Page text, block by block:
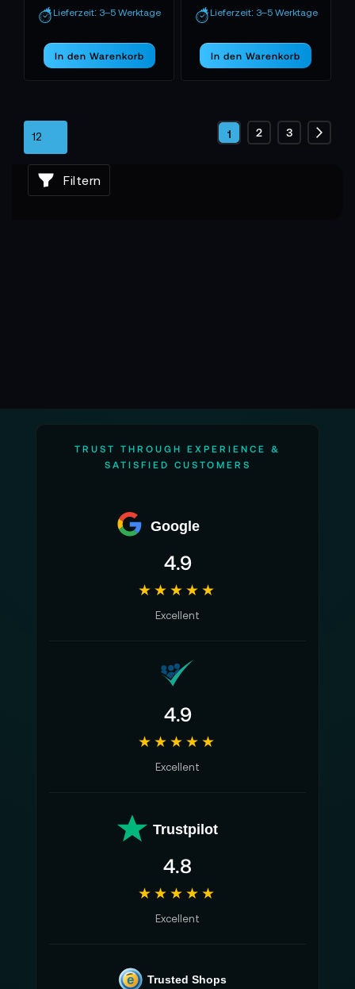
Lieferzeit: 3–5 Werktage
In den Warenkorb
Lieferzeit: 3–5 Werktage
In den Warenkorb
Seite
Sie
1 Seite
2 Seite
3
Filtern
TRUST THROUGH EXPERIENCE &
SATISFIED CUSTOMERS
Google
4.9
★★★★★
Excellent
4.9
★★★★★
Excellent
Trustpilot
4.8
★★★★★
Excellent
e Trusted Shops